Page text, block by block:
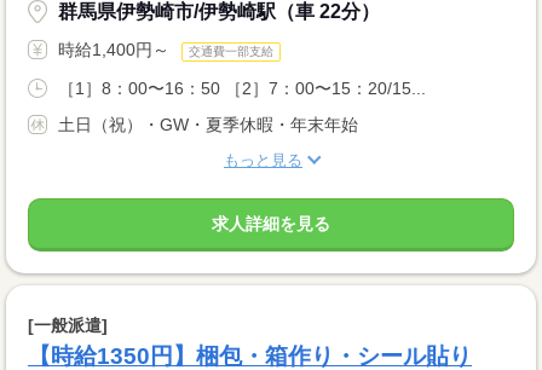
群馬県伊勢崎市/伊勢崎駅（車 22分）
時給1,400円～ 交通費一部支給
［1］8：00〜16：50 ［2］7：00〜15：20/15...
土日（祝）・GW・夏季休暇・年末年始
もっと見る
求人詳細を見る
[一般派遣]
【時給1350円】梱包・箱作り・シール貼り